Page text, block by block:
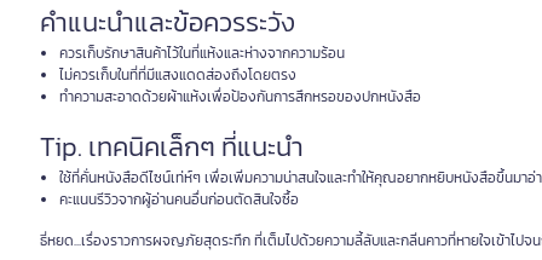
คำแนะนำและข้อควรระวัง
ควรเก็บรักษาสินค้าไว้ในที่แห้งและห่างจากความร้อน
ไม่ควรเก็บในที่ที่มีแสงแดดส่องถึงโดยตรง
ทำความสะอาดด้วยผ้าแห้งเพื่อป้องกันการสึกหรอของปกหนังสือ
Tip. เทคนิคเล็กๆ ที่แนะนำ
ใช้ที่คั่นหนังสือดีไซน์เท่ห์ๆ เพื่อเพิ่มความน่าสนใจและทำให้คุณอยากหยิบหนังสือขึ้นมาอ่
คะแนนรีวิวจากผู้อ่านคนอื่นก่อนตัดสินใจซื้อ
ธี่หยด...เรื่องราวการผจญภัยสุดระทึก ที่เต็มไปด้วยความลี้ลับและกลิ่นคาวที่หายใจเข้าไ